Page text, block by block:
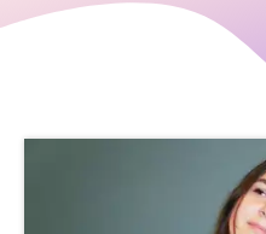
Aktuella artiklar